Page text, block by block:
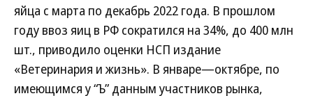
яйца с марта по декабрь 2022 года. В прошлом
году ввоз яиц в РФ сократился на 34%, до 400 млн
шт., приводило оценки НСП издание
«Ветеринария и жизнь». В январе—октябре, по
имеющимся у “Ъ” данным участников рынка,